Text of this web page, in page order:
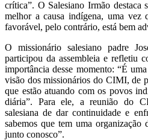
crítica”. O Salesiano Irmão destaca
melhor a causa indígena, uma vez
favorável, pelo contrário, está bem
O missionário salesiano padre
participou da assembleia e refletiu
importância desse momento: “É
visão dos missionários do CIMI, de
que estão atuando com os povos
diária”. Para ele, a reunião do
salesiana de dar continuidade e
sabemos que tem uma organização
junto conosco”.